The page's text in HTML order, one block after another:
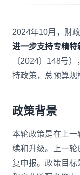
2024年10月，财
进一步支持专精特
〔2024〕148号
持政策，总预算规
政策背景
本轮政策是在上
续和升级。上一
复申报。政策目